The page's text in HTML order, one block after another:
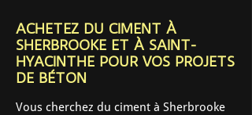
ACHETEZ DU CIMENT À
SHERBROOKE ET À SAINT-
HYACINTHE POUR VOS PROJETS
DE BÉTON
Vous cherchez du ciment à Sherbrooke